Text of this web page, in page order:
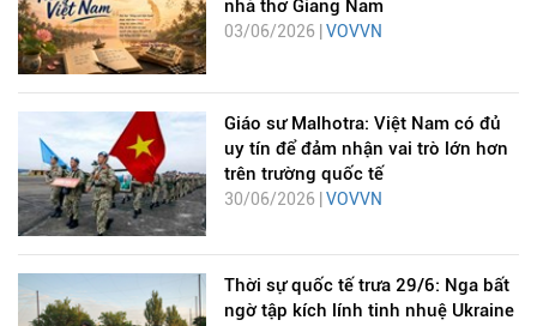
nhà thơ Giang Nam
03/06/2026 | VOVVN
Giáo sư Malhotra: Việt Nam có đủ
uy tín để đảm nhận vai trò lớn hơn
trên trường quốc tế
30/06/2026 | VOVVN
Thời sự quốc tế trưa 29/6: Nga bất
ngờ tập kích lính tinh nhuệ Ukraine